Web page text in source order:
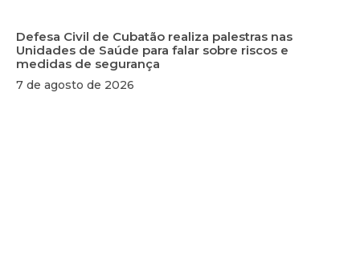
Defesa Civil de Cubatão realiza palestras nas
Unidades de Saúde para falar sobre riscos e
medidas de segurança
7 de agosto de 2026